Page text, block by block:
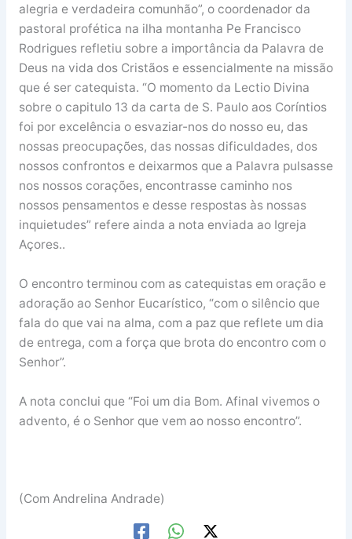
alegria e verdadeira comunhão”, o coordenador da
pastoral profética na ilha montanha Pe Francisco
Rodrigues refletiu sobre a importância da Palavra de
Deus na vida dos Cristãos e essencialmente na missão
que é ser catequista. “O momento da Lectio Divina
sobre o capitulo 13 da carta de S. Paulo aos Coríntios
foi por excelência o esvaziar-nos do nosso eu, das
nossas preocupações, das nossas dificuldades, dos
nossos confrontos e deixarmos que a Palavra pulsasse
nos nossos corações, encontrasse caminho nos
nossos pensamentos e desse respostas às nossas
inquietudes” refere ainda a nota enviada ao Igreja
Açores..
O encontro terminou com as catequistas em oração e
adoração ao Senhor Eucarístico, “com o silêncio que
fala do que vai na alma, com a paz que reflete um dia
de entrega, com a força que brota do encontro com o
Senhor”.
A nota conclui que “Foi um dia Bom. Afinal vivemos o
advento, é o Senhor que vem ao nosso encontro”.
(Com Andrelina Andrade)